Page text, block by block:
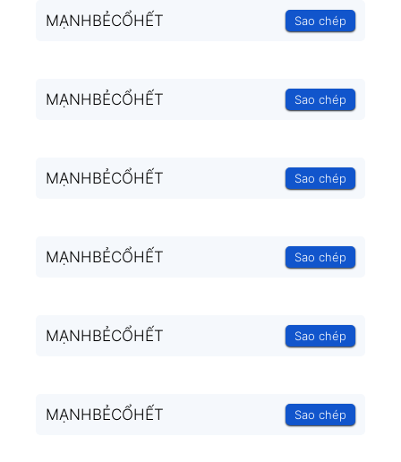
MẠNHBẺCỔHẾT Sao chép
MẠNHBẺCỔHẾT Sao chép
MẠNHBẺCỔHẾT Sao chép
MẠNHBẺCỔHẾT Sao chép
MẠNHBẺCỔHẾT Sao chép
MẠNHBẺCỔHẾT Sao chép